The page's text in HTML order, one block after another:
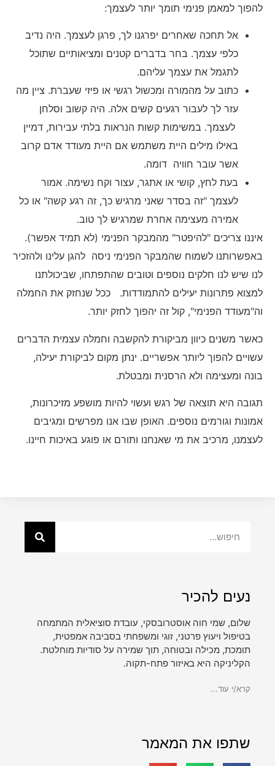
להפוך למאמן פנימי תומך יותר לעצמך:
אל תחכה שאחרים יפרגנו לך, פרגן לעצמך. היה נדיב
כלפי עצמך. בחר בדברים קטנים ומציאותיים שתוכל
לתגמל את עצמך עליהם.
כתוב על מהמורה ומכשול רגשי או פיזי שעברת. ציין מה
עזר לך לעבור רגעים קשים אלה. היה קשוב וסלחן
לעצמך. במשימות קשות הנראות בלתי עבירות, דמיין
באילו מילים היית משתמש אם היית מעודד אדם קרוב
אשר עובר חוויה דומה.
בעת לחץ, קושי או אתגר, עצור וקח נשימה. אמור
לעצמך "זה בסדר שאני מרגיש כך, זה רגע קשה" או כל
אמירה מעצימה אחרת שמרגיש לך טוב.
איננו צריכים "להיפטר" מהמבקר הפנימי (לא תמיד אפשר).
באפשרותנו לשמוח שהמבקר הפנימי ניסה להגן עלינו ולהזכיר
לנו שיש לנו חלקים נוספים וטובים שהתפתחו, שביכולתנו
למצוא פתרונות יעילים להתמודדות. ככל שנחזק את החמלה
וה"מעודד הפנימי", קול זה יהפוך לחזק יותר.
כאשר משנים כיוון מביקורת להקשבה וחמלה עצמית הדברים
עשויים להפוך ליותר אפשריים. ינתן מקום לביקורת יעילה,
בונה ומעצימה ולא הרסנית ומבטלת.
תגובה היא תוצאה של רגש ועשוי להיות מושפע מזיכרונות,
אמונות וגורמים נוספים. האופן שבו אנו מפרשים ומגיבים
לעצמנו, מרכיב את מי שאנחנו ותורם או פוגע באיכות חיינו.
נעים להכיר
שלום, שמי חוה אוסטרובסקי, עובדת סוציאלית המתמחה
בטיפול ויעוץ פרטני, זוגי ומשפחתי בסביבה אמפטית,
תומכת, מכילה ובטוחה, תוך שמירה על סודיות מוחלטת.
הקליניקה היא באיזור פתח-תקוה.
קרא/י עוד...
שתפו את המאמר